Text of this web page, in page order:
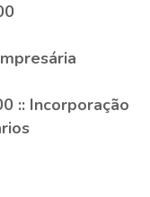
:: Incorporação